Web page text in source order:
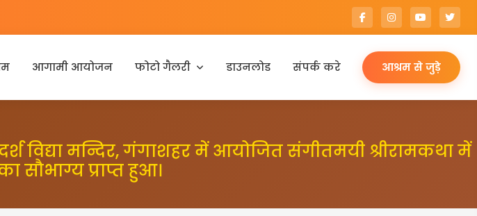
आगामी आयोजन फोटो गैलरी डाउनलोड संपर्क करे आश्रम से जुड़े
विद्या मन्दिर, गंगाशहर में आयोजित संगीतमयी श्रीरामकथा में
सौभाग्य प्राप्त हुआ।